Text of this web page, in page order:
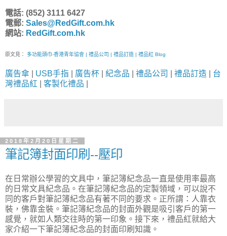
電話: (852) 3111 6427
電郵: Sales@RedGift.com.hk
網站: RedGift.com.hk
原文見： 多功能頭巾-香港青年協會 | 禮品公司 | 禮品訂造 | 禮品紅 Blog
廣告傘 USB手指 廣告杯 紀念品 禮品公司 禮品訂造
台
灣禮品紅
客製化禮品
2018年2月20日星期二
筆記簿封面印刷--壓印
在日常辦公學習的文具中，筆記簿紀念品一直是使用率最高
的日常文具紀念品。在筆記簿紀念品的定製領域，可以說不
同的客戶對筆記簿紀念品有著不同的要求。正所謂：人靠衣
裝，佛靠金裝。筆記簿紀念品的封面外觀是吸引客戶的第一
感覺，就如人類交往時的第一印象。接下來，禮品紅就給大
家介紹一下筆記簿紀念品的封面印刷知識。